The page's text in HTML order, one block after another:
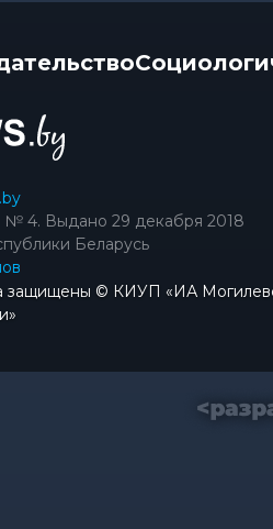
№ 4. Выдано 29 декабря 2018
Беларусь
защищены © КИУП «ИА